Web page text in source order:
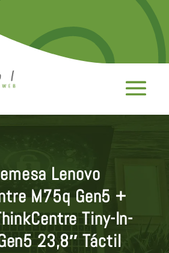
Lenovo
M75q Gen5 +
Tiny-In-
23,8″ Táctil